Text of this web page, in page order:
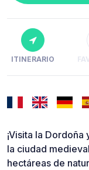
ITINERARIO
¡Visita la
la ciudad
hectáreas de